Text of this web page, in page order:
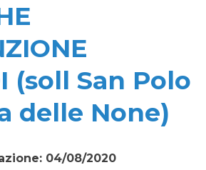
(soll San Polo
delle None)
04/08/2020